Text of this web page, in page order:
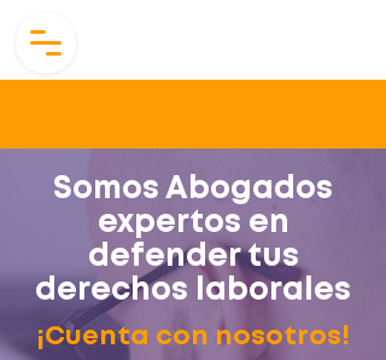
Somos Abogados
expertos en
defender tus
derechos laborales
¡Cuenta con nosotros!